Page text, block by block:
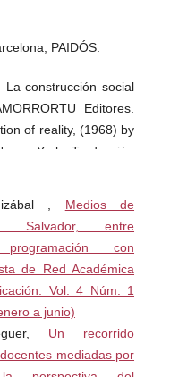
PAIDÓS.
La construcción social
Editores.
of reality, (1968) by
York. Traducción
del análisis
S.A.
hablar? Economía de
AKAL.
articulación de las
en la investigación
, Medios de
Salvador, entre
con
de Red Académica
Vol. 4 Núm. 1
a junio)
Un recorrido
mediadas por